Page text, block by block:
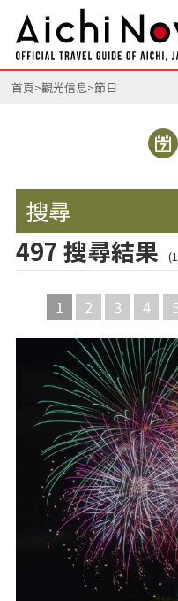
首頁 觀光信息 節日
搜尋
497 搜尋結果
1 2 3 4